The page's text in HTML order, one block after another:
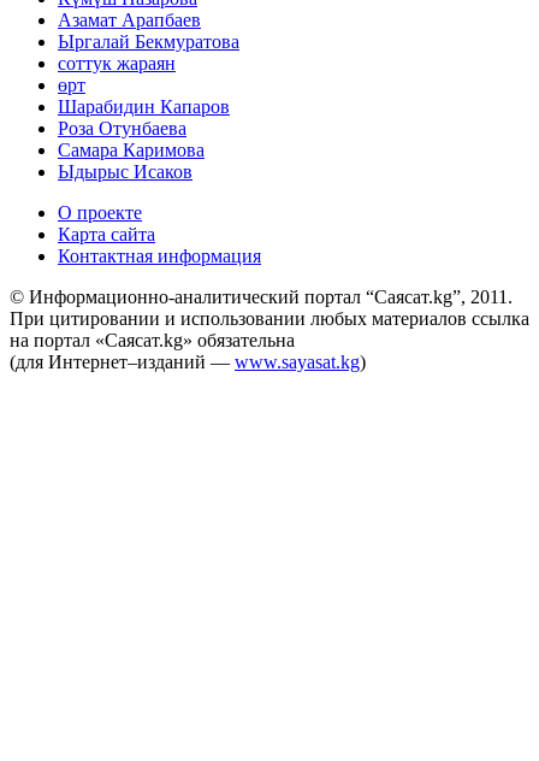
Азамат Арапбаев
Ыргалай Бекмуратова
соттук жараян
өрт
Шарабидин Капаров
Роза Отунбаева
Самара Каримова
Ыдырыс Исаков
О проекте
Карта сайта
Контактная информация
© Информационно-аналитический портал “Саясат.kg”, 2011.
При цитировании и использовании любых материалов ссылка
на портал «Саясат.kg» обязательна
(для Интернет–изданий — www.sayasat.kg)